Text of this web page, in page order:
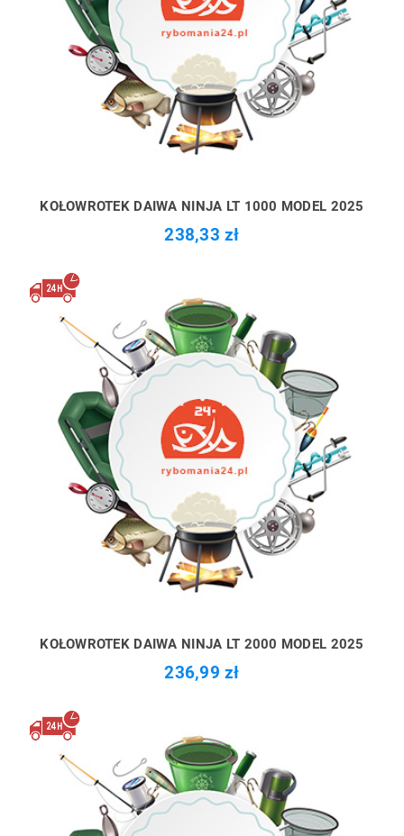
KOŁOWROTEK DAIWA NINJA LT 1000 MODEL 2025
238,33 zł
KOŁOWROTEK DAIWA NINJA LT 2000 MODEL 2025
236,99 zł